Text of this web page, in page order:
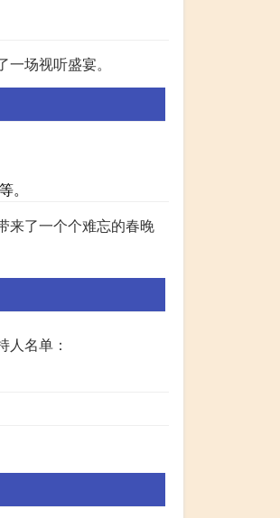
场视听盛宴。
。
来了一个个难忘的春晚
名单：